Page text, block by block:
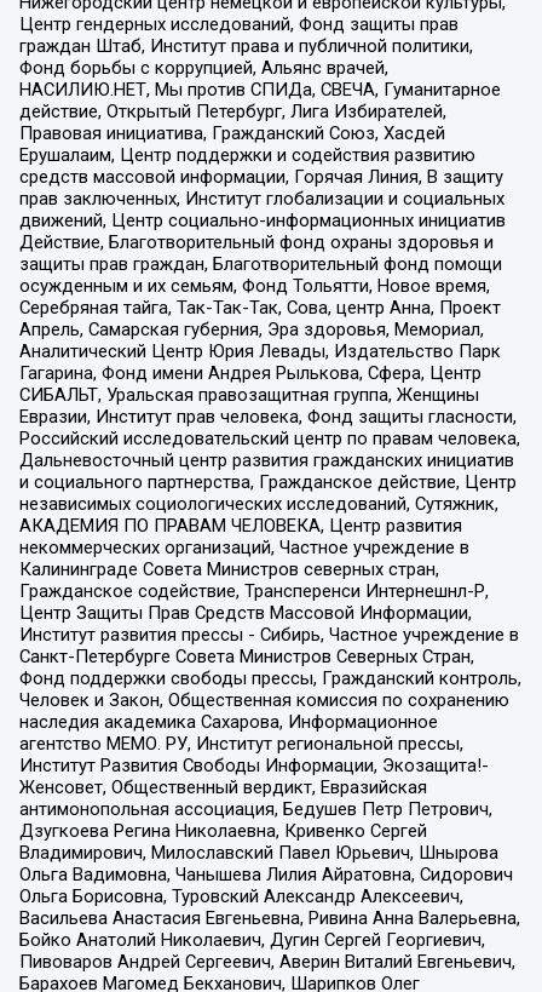
Центр гендерных исследований, Фонд защиты прав
граждан Штаб, Институт права и публичной политики,
Фонд борьбы с коррупцией, Альянс врачей,
НАСИЛИЮ.НЕТ, Мы против СПИДа, СВЕЧА, Гуманитарное
действие, Открытый Петербург, Лига Избирателей,
Правовая инициатива, Гражданский Союз, Хасдей
Ерушалаим, Центр поддержки и содействия развитию
средств массовой информации, Горячая Линия, В защиту
прав заключенных, Институт глобализации и социальных
движений, Центр социально-информационных инициатив
Действие, Благотворительный фонд охраны здоровья и
защиты прав граждан, Благотворительный фонд помощи
осужденным и их семьям, Фонд Тольятти, Новое время,
Серебряная тайга, Так-Так-Так, Сова, центр Анна, Проект
Апрель, Самарская губерния, Эра здоровья, Мемориал,
Аналитический Центр Юрия Левады, Издательство Парк
Гагарина, Фонд имени Андрея Рылькова, Сфера, Центр
СИБАЛЬТ, Уральская правозащитная группа, Женщины
Евразии, Институт прав человека, Фонд защиты гласности,
Российский исследовательский центр по правам человека,
Дальневосточный центр развития гражданских инициатив
и социального партнерства, Гражданское действие, Центр
независимых социологических исследований, Сутяжник,
АКАДЕМИЯ ПО ПРАВАМ ЧЕЛОВЕКА, Центр развития
некоммерческих организаций, Частное учреждение в
Калининграде Совета Министров северных стран,
Гражданское содействие, Трансперенси Интернешнл-Р,
Центр Защиты Прав Средств Массовой Информации,
Институт развития прессы - Сибирь, Частное учреждение в
Санкт-Петербурге Совета Министров Северных Стран,
Фонд поддержки свободы прессы, Гражданский контроль,
Человек и Закон, Общественная комиссия по сохранению
наследия академика Сахарова, Информационное
агентство МЕМО. РУ, Институт региональной прессы,
Институт Развития Свободы Информации, Экозащита!-
Женсовет, Общественный вердикт, Евразийская
антимонопольная ассоциация, Бедушев Петр Петрович,
Дзугкоева Регина Николаевна, Кривенко Сергей
Владимирович, Милославский Павел Юрьевич, Шнырова
Ольга Вадимовна, Чанышева Лилия Айратовна, Сидорович
Ольга Борисовна, Туровский Александр Алексеевич,
Васильева Анастасия Евгеньевна, Ривина Анна Валерьевна,
Бойко Анатолий Николаевич, Дугин Сергей Георгиевич,
Пивоваров Андрей Сергеевич, Аверин Виталий Евгеньевич,
Барахоев Магомед Бекханович, Шарипков Олег